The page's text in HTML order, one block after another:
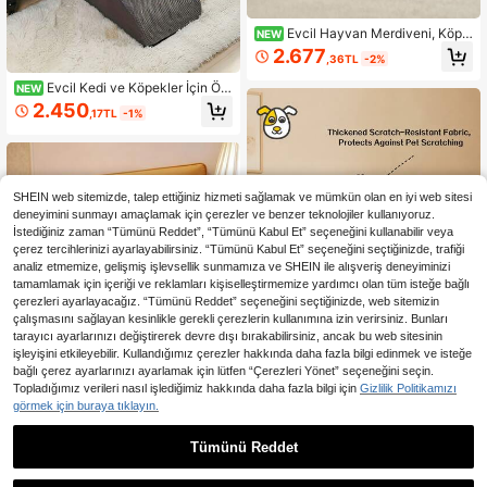
NEW Evcil Kedi ve Köpekler İçin Öz
el Tasarlanmış Merdiven, Farklı Bas
amak Sayısı Seçenekleriyle; Oturm
Uygun, Küçük, Orta ve Büyük Boy
Köpek ve Kediler ile Yaşlı Evcil Hay
vanlar İçin Uygundur
2.450,17TL -1%
1 Adet Evcil Hayvan Merdiveni, Köp
ek ve Kedi Tırmanma Merdiveni, Ya
NEW Evcil Hayvan Merdiveni, Köpe
k Tırmanma Merdiveni, Kaymaz Ba
samaklar – Küçük, Orta ve Büyük K
Ayrıca Kedilerin Yataklarının Yanınd
a Kullanılabilecek Tırmanma Merdiv
eni
2.677 ,36TL -2%
Köpek ve Kedi Yatağı, İç ve Dış Me
kana Uygun, Yarı Kapalı Kedi Yuvas
2.563
SHEIN web sitemizde, talep ettiğiniz hizmeti sağlamak ve mümkün olan en iyi web sitesi
deneyimini sunmayı amaçlamak için çerezler ve benzer teknolojiler kullanıyoruz.
İstediğiniz zaman “Tümünü Reddet”, “Tümünü Kabul Et” seçeneğini kullanabilir veya
çerez tercihlerinizi ayarlayabilirsiniz. “Tümünü Kabul Et” seçeneğini seçtiğinizde, trafiği
analiz etmemize, gelişmiş işlevsellik sunmamıza ve SHEIN ile alışveriş deneyiminizi
tamamlamak için içeriği ve reklamları kişiselleştirmemize yardımcı olan tüm isteğe bağlı
çerezleri ayarlayacağız. “Tümünü Reddet” seçeneğini seçtiğinizde, web sitemizin
çalışmasını sağlayan kesinlikle gerekli çerezlerin kullanımına izin verirsiniz. Bunları
tarayıcı ayarlarınızı değiştirerek devre dışı bırakabilirsiniz, ancak bu web sitesinin
işleyişini etkileyebilir. Kullandığımız çerezler hakkında daha fazla bilgi edinmek ve isteğe
bağlı çerez ayarlarınızı ayarlamak için lütfen “Çerezleri Yönet” seçeneğini seçin.
Topladığımız verileri nasıl işlediğimiz hakkında daha fazla bilgi için Gizlilik Politikamızı
görmek için buraya tıklayın.
Tümünü Reddet